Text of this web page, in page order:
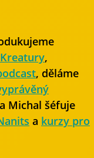
,
, děláme
Michal šéfuje
a kurzy pro